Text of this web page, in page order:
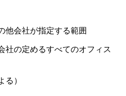
他会社が指定する範囲
社の定めるすべてのオフィス
る）